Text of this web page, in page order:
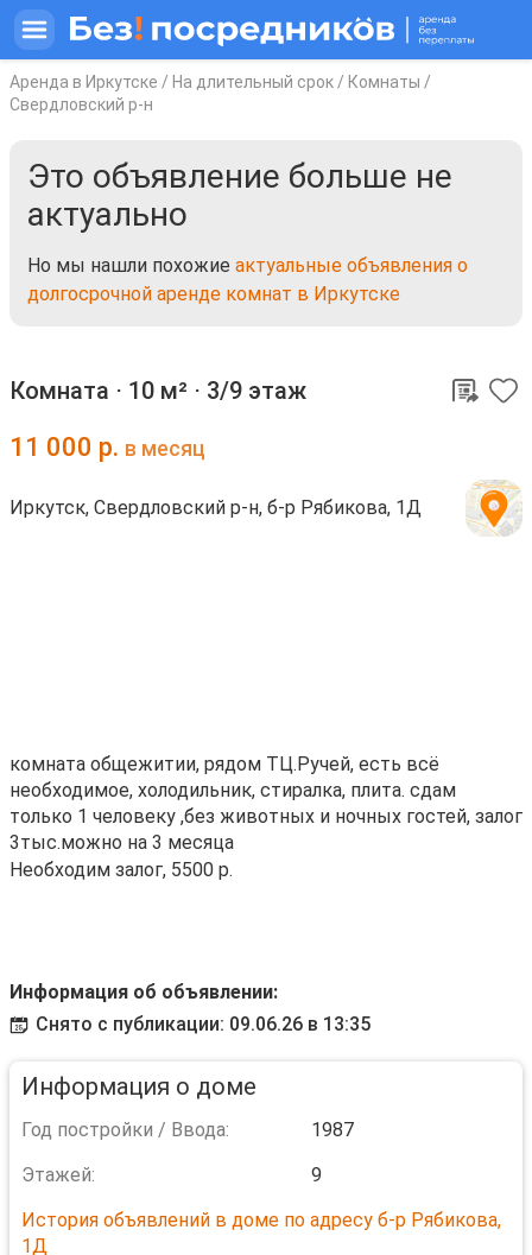
Аренда в Иркутске / На длительный срок / Комнаты /
Свердловский р-н
Это объявление больше не
актуально
Но мы нашли похожие актуальные объявления о
долгосрочной аренде комнат в Иркутске
Комната ⋅ 10 м² ⋅ 3/9 этаж
11 000 р. в месяц
Иркутск, Свердловский р-н, б-р Рябикова, 1Д
комната общежитии, рядом ТЦ.Ручей, есть всё
необходимое, холодильник, стиралка, плита. сдам
только 1 человеку ,без животных и ночных гостей, залог
3тыс.можно на 3 месяца
Необходим залог, 5500 р.
Информация об объявлении:
Снято с публикации: 09.06.26 в 13:35
Информация о доме
Год постройки / Ввода:
1987
Этажей:
9
История объявлений в доме по адресу б-р Рябикова,
1Д